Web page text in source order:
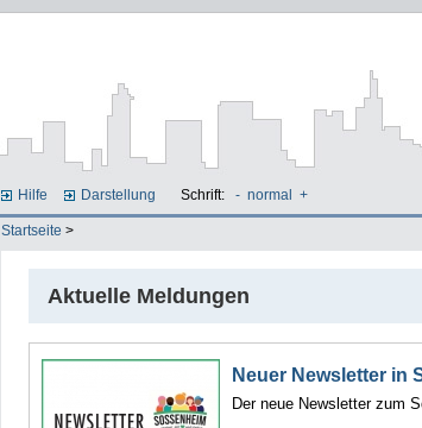
Hilfe Darstellung Schrift: - normal +
Startseite >
Aktuelle Meldungen
Neuer Newsletter in
Der neue Newsletter zum